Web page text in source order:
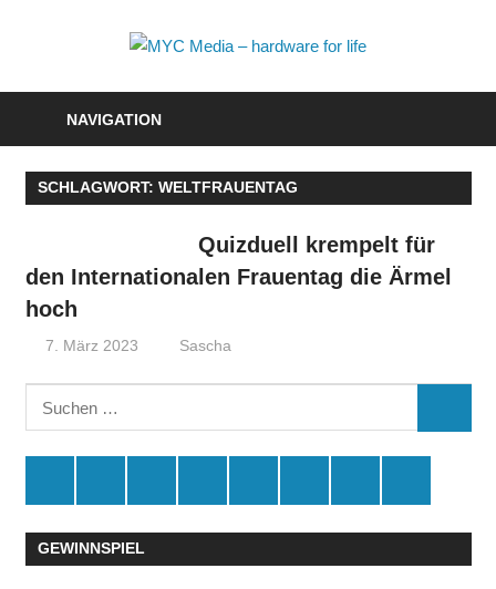
Media
–
for
life
NAVIGATION
SCHLAGWORT: WELTFRAUENTAG
Quizduell krempelt für
den Internationalen Frauentag die Ärmel
hoch
7. März 2023 Sascha
Suchen
nach:
GEWINNSPIEL